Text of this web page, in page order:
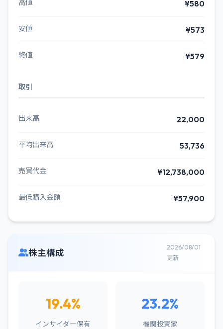
高値 ¥580
安値 ¥573
終値 ¥579
取引
出来高 22,000
平均出来高 53,736
売買代金 ¥12,738,000
最低購入金額 ¥57,900
株主構成
2026/08/01
更新
19.4%
インサイダー保有
23.2%
機関投資家